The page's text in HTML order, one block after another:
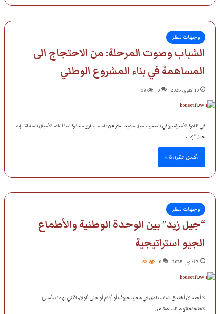
وجهات نظر
الشباب وصوت المرحلة: من الاحتجاج الى
المساهمة في بناء المشروع الوطني
10 أكتوبر، 2025 0
38
في الفترة الأخيرة، برز في المغرب جيل جديد يعبّر عن نفسه بطرق مغايرة لما ألفته الأجيال السابقة. إنه
جيل “زد”،…
أكمل القراءة »
وجهات نظر
“جيل زيد” بين الوحدة الوطنية والأطماع
الجيو استراتيجية
7 أكتوبر، 2025 0
52
لا أحبذ ان أخندق شباب بلدي في مجرد حروف أو أرقام أو حتى ألوان، لأنني بهذا سأسيئ
لاحتجاجاتهم السلمية من…